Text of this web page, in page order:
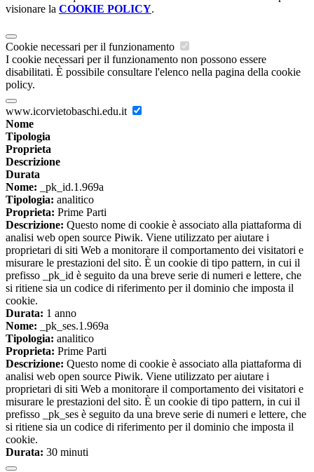
visionare la COOKIE POLICY.
Cookie necessari per il funzionamento
I cookie necessari per il funzionamento non possono essere
disabilitati. È possibile consultare l'elenco nella pagina della cookie
policy.
www.icorvietobaschi.edu.it
Nome
Tipologia
Proprieta
Descrizione
Durata
Nome: _pk_id.1.969a
Tipologia: analitico
Proprieta: Prime Parti
Descrizione: Questo nome di cookie è associato alla piattaforma di
analisi web open source Piwik. Viene utilizzato per aiutare i
proprietari di siti Web a monitorare il comportamento dei visitatori e
misurare le prestazioni del sito. È un cookie di tipo pattern, in cui il
prefisso _pk_id è seguito da una breve serie di numeri e lettere, che
si ritiene sia un codice di riferimento per il dominio che imposta il
cookie.
Durata: 1 anno
Nome: _pk_ses.1.969a
Tipologia: analitico
Proprieta: Prime Parti
Descrizione: Questo nome di cookie è associato alla piattaforma di
analisi web open source Piwik. Viene utilizzato per aiutare i
proprietari di siti Web a monitorare il comportamento dei visitatori e
misurare le prestazioni del sito. È un cookie di tipo pattern, in cui il
prefisso _pk_ses è seguito da una breve serie di numeri e lettere, che
si ritiene sia un codice di riferimento per il dominio che imposta il
cookie.
Durata: 30 minuti